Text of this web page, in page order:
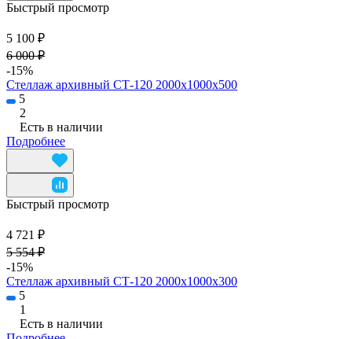
Быстрый просмотр
5 100 ₽
6 000 ₽
-15%
Стеллаж архивный СТ-120 2000х1000х500
5
2
Есть в наличии
Подробнее
Быстрый просмотр
4 721 ₽
5 554 ₽
-15%
Стеллаж архивный СТ-120 2000х1000х300
5
1
Есть в наличии